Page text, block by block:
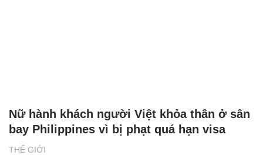
THẾ GIỚI
Nữ hành khách người Việt khỏa thân ở sân
bay Philippines vì bị phạt quá hạn visa